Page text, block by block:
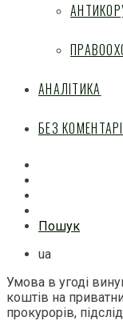
АНАЛІТИКА
БЕЗ
Пошук
ua
Умова в угоді
коштів на
прокурорів,